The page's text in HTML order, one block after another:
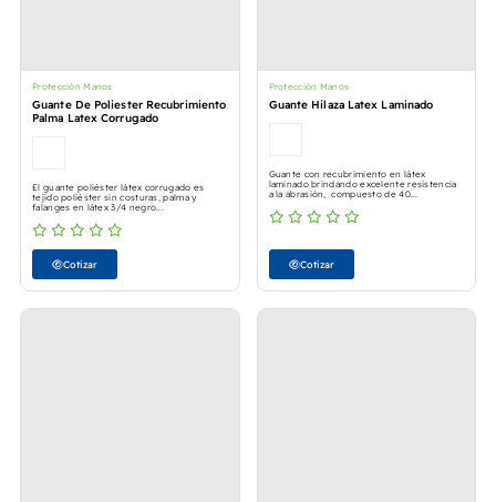
Protección Manos
Guante De Poliester Recubrimiento
Palma Latex Corrugado
El guante poliéster látex corrugado es
tejido poliéster sin costuras, palma y
falanges en látex 3/4 negro...
Cotizar
Protección Manos
Guante Hilaza Latex Laminado
Guante con recubrimiento en látex
laminado brindando excelente resistencia
a la abrasión, compuesto de 40...
Cotizar